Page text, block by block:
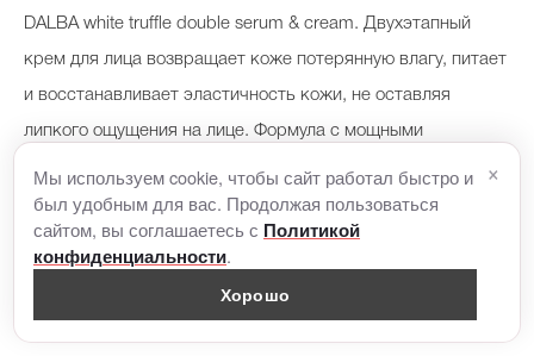
DALBA white truffle double serum & cream. Двухэтапный
крем для лица возвращает коже потерянную влагу, питает
и восстанавливает эластичность кожи, не оставляя
липкого ощущения на лице. Формула с мощными
ингредиентами сочетает в себе экстракт белого трюфеля,
гиалуроновую кислоту, церамиды и экстракт коллагена.
Новая коллекцияJacques Zolty–
Les songes de l’existence
Мы используем cookie, чтобы сайт работал быстро и
был удобным для вас. Продолжая пользоваться
сайтом, вы соглашаетесь с Политикой
конфиденциальности.
Хорошо
×